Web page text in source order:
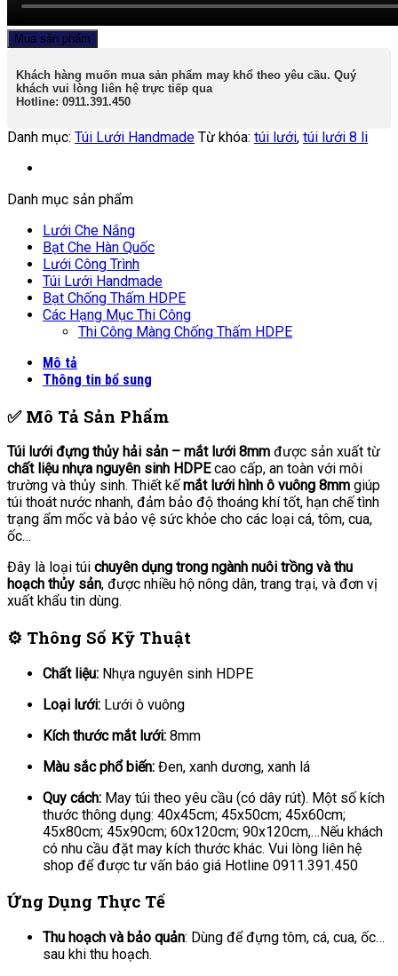
Mua sản phẩm
Khách hàng muốn mua sản phẩm may khổ theo yêu cầu. Quý
khách vui lòng liên hệ trực tiếp qua
Hotline: 0911.391.450
Danh mục: Túi Lưới Handmade Từ khóa: túi lưới, túi lưới 8 li
Danh mục sản phẩm
Lưới Che Nắng
Bạt Che Hàn Quốc
Lưới Công Trình
Túi Lưới Handmade
Bạt Chống Thấm HDPE
Các Hạng Mục Thi Công
Thi Công Màng Chống Thấm HDPE
Mô tả
Thông tin bổ sung
✅ Mô Tả Sản Phẩm
Túi lưới đựng thủy hải sản – mắt lưới 8mm được sản xuất từ
chất liệu nhựa nguyên sinh HDPEcao cấp, an toàn với môi
trường và thủy sinh. Thiết kếmắt lưới hình ô vuông 8mm giúp
túi thoát nước nhanh, đảm bảo độ thoáng khí tốt, hạn chế tình
trạng ẩm mốc và bảo vệ sức khỏe cho các loại cá, tôm, cua,
ốc…
Đây là loại túi chuyên dụng trong ngành nuôi trồng và thu
hoạch thủy sản, được nhiều hộ nông dân, trang trại, và đơn vị
xuất khẩu tin dùng.
⚙️ Thông Số Kỹ Thuật
Chất liệu: Nhựa nguyên sinh HDPE
Loại lưới: Lưới ô vuông
Kích thước mắt lưới: 8mm
Màu sắc phổ biến: Đen, xanh dương, xanh lá
Quy cách: May túi theo yêu cầu (có dây rút). Một số kích
thước thông dụng: 40x45cm; 45x50cm; 45x60cm;
45x80cm; 45x90cm; 60x120cm; 90x120cm,…Nếu khách
có nhu cầu đặt may kích thước khác. Vui lòng liên hệ
shop để được tư vấn báo giá Hotline 0911.391.450
Ứng Dụng Thực Tế
Thu hoạch và bảo quản: Dùng để đựng tôm, cá, cua, ốc…
sau khi thu hoạch.